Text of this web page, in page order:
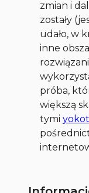
zmian i
zostały
udało, w
inne
próba,
większą
tymi